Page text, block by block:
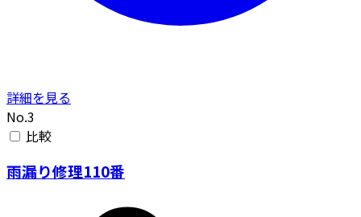
詳細を見る
No.3
比較
雨漏り修理110番